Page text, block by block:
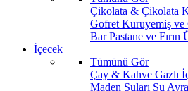
Çikolata & Çikolata
Gofret Kuruyemiş ve
BarPastane ve Fırın
İçecek
Tümünü Gör
Çay & Kahve Gazlı
Maden Suları Su